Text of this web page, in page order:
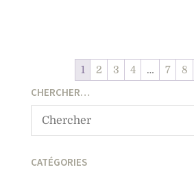
1 2 3 4 … 7 8
CHERCHER…
CATÉGORIES